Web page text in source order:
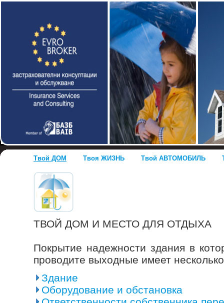
Твой ДОМ Твоя ЖИЗНЬ Твой АВТОМОБИЛЬ
ТВОЙ ДОМ И МЕСТО ДЛЯ ОТДЫХА
Покрытие надежности здания в
проводите выходные имеет
Здание
Оборудование и обстановка